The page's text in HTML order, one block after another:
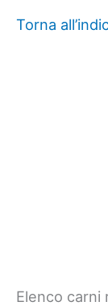
Torna
Elenco carni